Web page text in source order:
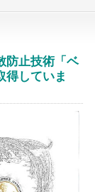
防止技術「ベ
得していま